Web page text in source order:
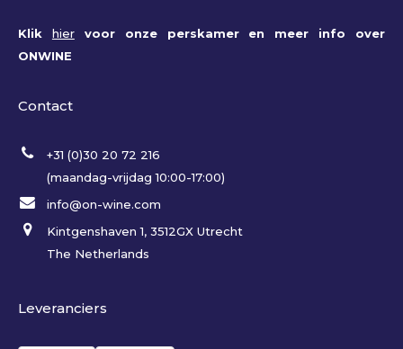
Klik hiervoor onze perskamer en meer info over
ONWINE
Contact
+31 (0)30 20 72 216
(maandag-vrijdag 10:00-17:00)
info@on-wine.com
Kintgenshaven 1, 3512GX Utrecht
The Netherlands
Leveranciers